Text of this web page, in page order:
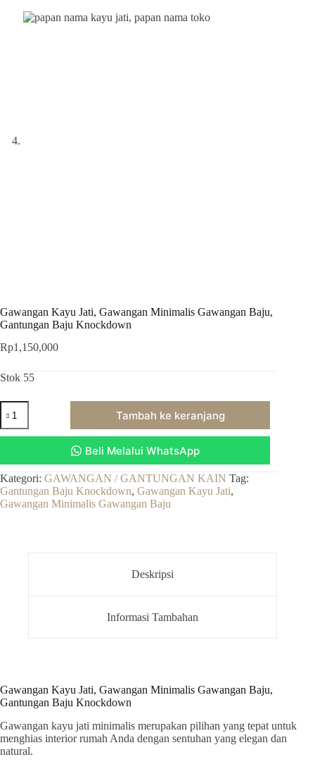
Gawangan Kayu Jati, Gawangan Minimalis Gawangan Baju,
Gantungan Baju Knockdown
Rp1,150,000
Stok 55
Kuantitas
Gawangan
Kayu
Minimalis
Gawangan
Baju,
Gantungan
Tambah ke keranjang
Beli Melalui WhatsApp
Kategori: GAWANGAN / GANTUNGAN KAIN Tag:
Gantungan Baju Knockdown, Gawangan Kayu Jati,
Gawangan Minimalis Gawangan Baju
Deskripsi
Informasi Tambahan
Gawangan Kayu Jati, Gawangan Minimalis Gawangan Baju,
Gantungan Baju Knockdown
Gawangan kayu jati minimalis merupakan pilihan yang tepat untuk
menghias interior rumah Anda dengan sentuhan yang elegan dan
natural.